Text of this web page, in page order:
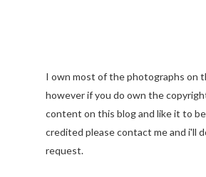
I own most of the photographs on
however if you do own the
content on this blog and like it to
credited please contact me and i'll
request.